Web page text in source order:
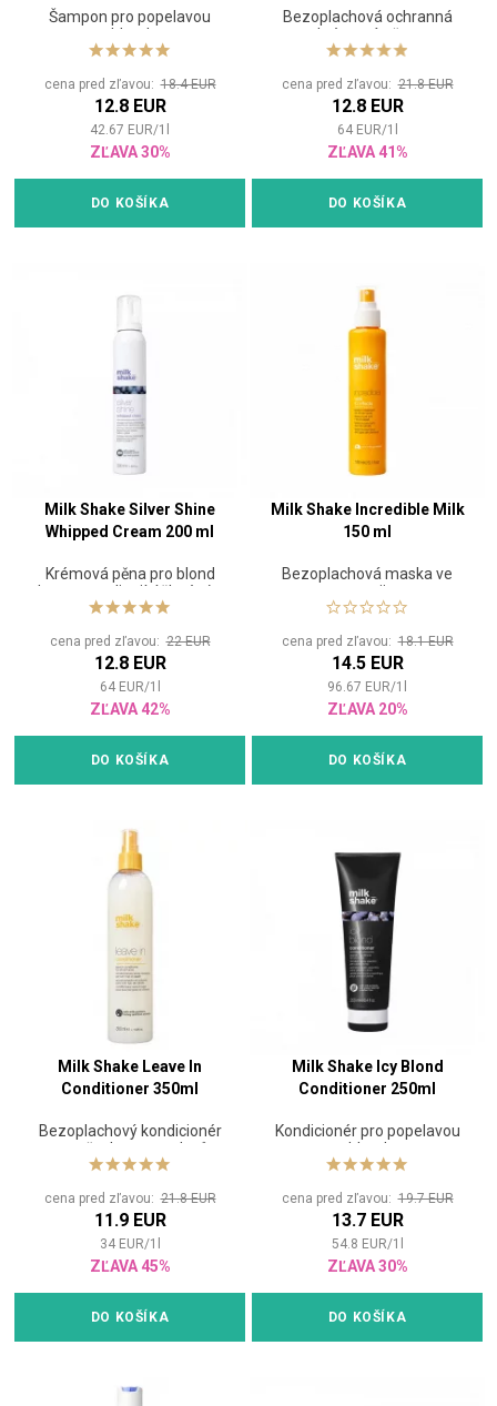
Šampon pro popelavou
blond
cena pred zľavou:18.4 EUR
12.8 EUR
42.67 EUR/1
ZĽAVA 30%
DO KOŠÍKA
Bezoplachová ochranná
krémová pěna
cena pred zľavou:21.8 EUR
12.8 EUR
64 EUR/1
ZĽAVA 41%
DO KOŠÍKA
Milk Shake Silver Shine
Whipped Cream 200 ml
Krémová pěna pro blond
vlasy neutralizující žluté tóny
cena pred zľavou:22 EUR
12.8 EUR
64 EUR/1
ZĽAVA 42%
DO KOŠÍKA
Milk Shake Incredible Milk
150 ml
Bezoplachová maska ve
spreji
cena pred zľavou:18.1 EUR
14.5 EUR
96.67 EUR/1
ZĽAVA 20%
DO KOŠÍKA
Milk Shake Leave In
Conditioner 350ml
Bezoplachový kondicionér
pro všechny typy vlasů
cena pred zľavou:21.8 EUR
11.9 EUR
34 EUR/1
ZĽAVA 45%
DO KOŠÍKA
Milk Shake Icy Blond
Conditioner 250ml
Kondicionér pro popelavou
blond
cena pred zľavou:19.7 EUR
13.7 EUR
54.8 EUR/1
ZĽAVA 30%
DO KOŠÍKA